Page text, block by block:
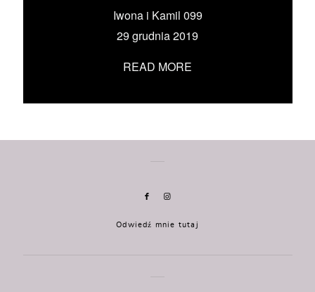
Iwona i Kamil 099
29 grudnia 2019
READ MORE
Odwiedź mnie tutaj